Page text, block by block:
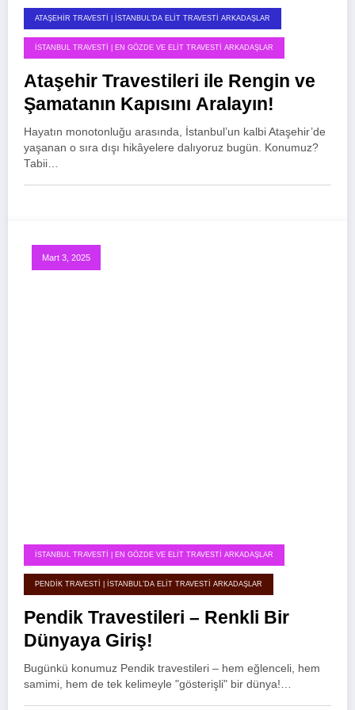
ATAŞEHIR TRAVESTI | İSTANBUL’DA ELIT TRAVESTI ARKADAŞLAR
İSTANBUL TRAVESTI | EN GÖZDE VE ELIT TRAVESTI ARKADAŞLAR
Ataşehir Travestileri ile Rengin ve
Şamatanın Kapısını Aralayın!
Hayatın monotonluğu arasında, İstanbul’un kalbi Ataşehir’de
yaşanan o sıra dışı hikâyelere dalıyoruz bugün. Konumuz?
Tabii…
Mart 3, 2025
İSTANBUL TRAVESTI | EN GÖZDE VE ELIT TRAVESTI ARKADAŞLAR
PENDIK TRAVESTI | İSTANBUL’DA ELIT TRAVESTI ARKADAŞLAR
Pendik Travestileri – Renkli Bir
Dünyaya Giriş!
Bugünkü konumuz Pendik travestileri – hem eğlenceli, hem
samimi, hem de tek kelimeyle "gösterişli" bir dünya!…